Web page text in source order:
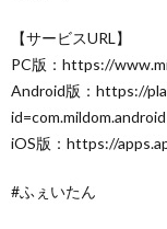
【サービスURL】
PC版：https://
Android版：https://
id=com.mildom.android
iOS版：https://
#ふぇいたん